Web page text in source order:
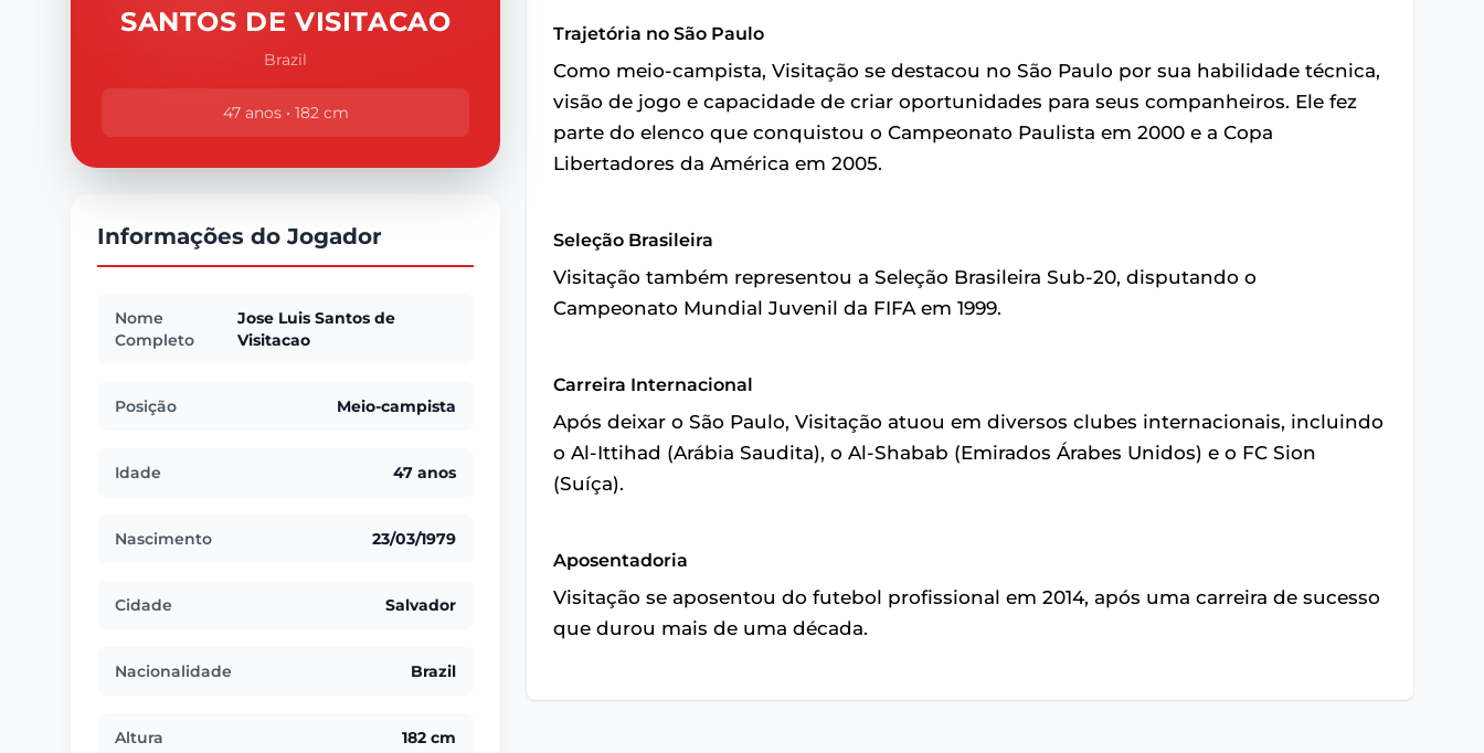
SANTOS DE VISITACAO
Brazil
47 anos • 182 cm
Informações do Jogador
Nome
Completo
Jose Luis Santos de
Visitacao
Posição Meio-campista
Idade 47 anos
Nascimento 23/03/1979
Cidade Salvador
Nacionalidade Brazil
Altura 182 cm
Trajetória no São Paulo
Como meio-campista, Visitação se destacou no São Paulo por sua habilidade técnica,
visão de jogo e capacidade de criar oportunidades para seus companheiros. Ele fez
parte do elenco que conquistou o Campeonato Paulista em 2000 e a Copa
Libertadores da América em 2005.
Seleção Brasileira
Visitação também representou a Seleção Brasileira Sub-20, disputando o
Campeonato Mundial Juvenil da FIFA em 1999.
Carreira Internacional
Após deixar o São Paulo, Visitação atuou em diversos clubes internacionais, incluindo
o Al-Ittihad (Arábia Saudita), o Al-Shabab (Emirados Árabes Unidos) e o FC Sion
(Suíça).
Aposentadoria
Visitação se aposentou do futebol profissional em 2014, após uma carreira de sucesso
que durou mais de uma década.